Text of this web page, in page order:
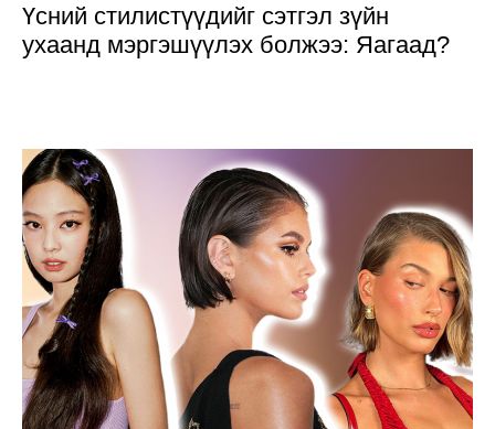
Үсний стилистүүдийг сэтгэл зүйн
ухаанд мэргэшүүлэх болжээ: Яагаад?